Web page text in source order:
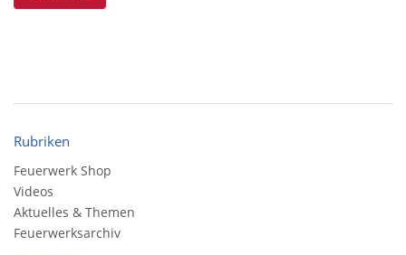
Rubriken
Feuerwerk Shop
Videos
Aktuelles & Themen
Feuerwerksarchiv